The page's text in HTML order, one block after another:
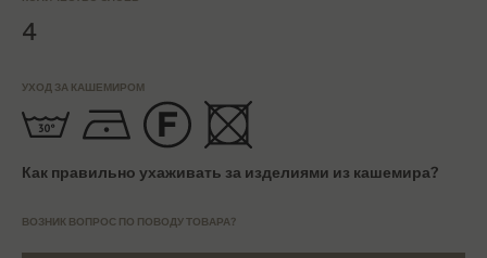
4
УХОД ЗА КАШЕМИРОМ
Как правильно ухаживать за изделиями из кашемира?
ВОЗНИК ВОПРОС ПО ПОВОДУ ТОВАРА?